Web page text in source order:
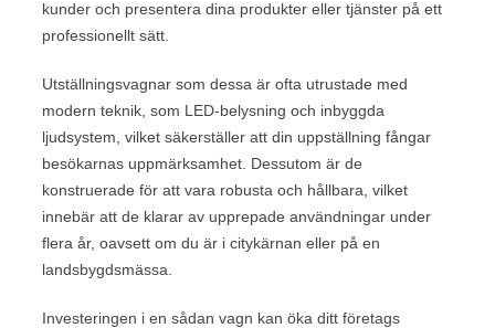
kunder och presentera dina produkter eller tjänster på ett
professionellt sätt.
Utställningsvagnar som dessa är ofta utrustade med
modern teknik, som LED-belysning och inbyggda
ljudsystem, vilket säkerställer att din uppställning fångar
besökarnas uppmärksamhet. Dessutom är de
konstruerade för att vara robusta och hållbara, vilket
innebär att de klarar av upprepade användningar under
flera år, oavsett om du är i citykärnan eller på en
landsbygdsmässa.
Investeringen i en sådan vagn kan öka ditt företags